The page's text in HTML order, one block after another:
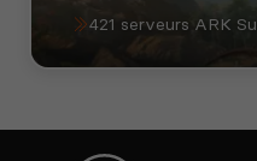
421 serveurs ARK